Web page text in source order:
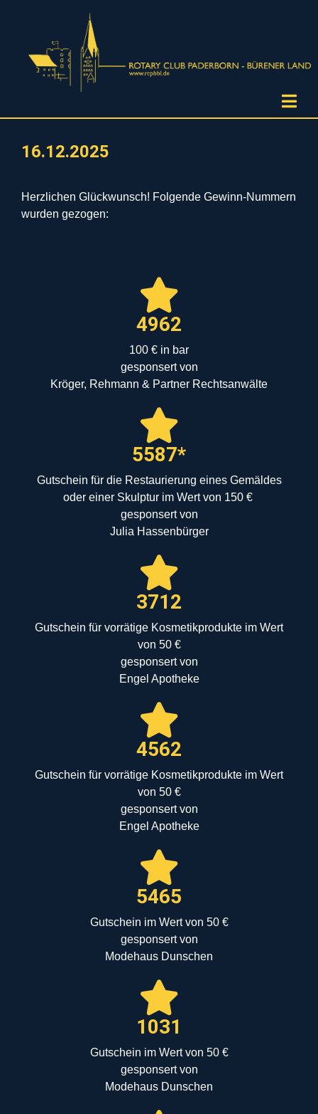
16.12.2025
Herzlichen Glückwunsch! Folgende Gewinn-Nummern
wurden gezogen:
4962
100 € in bar
gesponsert von
Kröger, Rehmann & Partner Rechtsanwälte
5587*
Gutschein für die Restaurierung eines Gemäldes
oder einer Skulptur im Wert von 150 €
gesponsert von
Julia Hassenbürger
3712
Gutschein für vorrätige Kosmetikprodukte im Wert
von 50 €
gesponsert von
Engel Apotheke
4562
Gutschein für vorrätige Kosmetikprodukte im Wert
von 50 €
gesponsert von
Engel Apotheke
5465
Gutschein im Wert von 50 €
gesponsert von
Modehaus Dunschen
1031
Gutschein im Wert von 50 €
gesponsert von
Modehaus Dunschen